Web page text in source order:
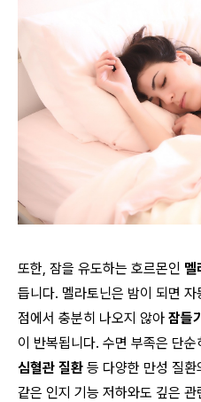
또한, 잠을 유도하는 호르몬인 멜
듭니다. 멜라토닌은 밤이 되면
점에서 충분히 나오지 않아 잠들
이 반복됩니다. 수면 부족은 단
심혈관 질환 등 다양한 만성 질
같은 인지 기능 저하와도 깊은